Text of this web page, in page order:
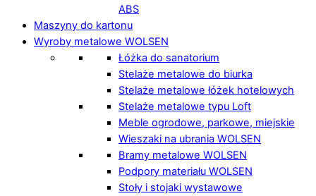
ABS
Maszyny do kartonu
Wyroby metalowe WOLSEN
Łóżka do sanatorium
Stelaże metalowe do biurka
Stelaże metalowe łóżek hotelowych
Stelaże metalowe typu Loft
Meble ogrodowe, parkowe, miejskie
Wieszaki na ubrania WOLSEN
Bramy metalowe WOLSEN
Podpory materiału WOLSEN
Stoły i stojaki wystawowe